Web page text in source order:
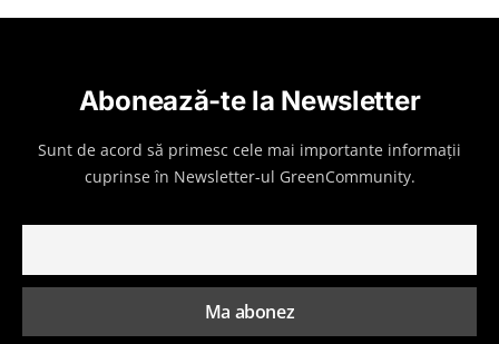
Abonează-te la Newsletter
Sunt de acord să primesc cele mai importante informații
cuprinse în Newsletter-ul GreenCommunity.